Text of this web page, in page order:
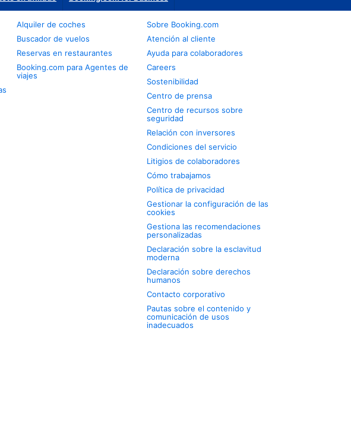
Alquiler de coches
Buscador de vuelos
Reservas en restaurantes
Booking.com para Agentes de
viajes
Sobre Booking.com
Atención al cliente
Ayuda para colaboradores
Careers
Sostenibilidad
Centro de prensa
Centro de recursos sobre
seguridad
Relación con inversores
Condiciones del servicio
Litigios de colaboradores
Cómo trabajamos
Política de privacidad
Gestionar la configuración de las
cookies
Gestiona las recomendaciones
personalizadas
Declaración sobre la esclavitud
moderna
Declaración sobre derechos
humanos
Contacto corporativo
Pautas sobre el contenido y
comunicación de usos
inadecuados